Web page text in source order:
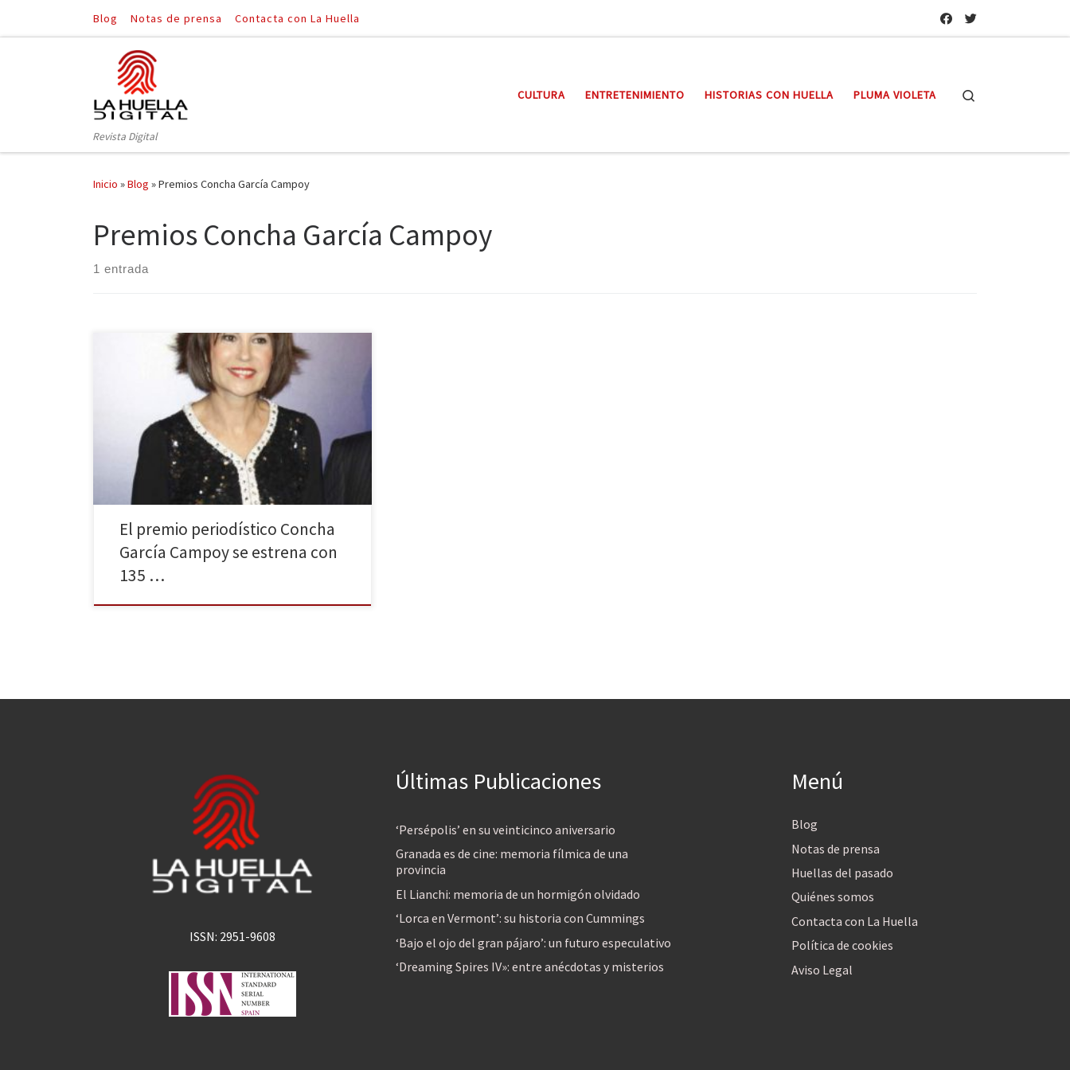
Saltar al contenido
Blog Notas de prensa Contacta con La Huella
Revista Digital
CULTURA ENTRETENIMIENTO HISTORIAS CON HUELLA PLUMA VIOLETA
Inicio »Blog »Premios Concha García Campoy
Premios Concha García Campoy
1 entrada
La primera edición de los premios periodísticos en
honor a Concha García Campoy cuenta con 135
candidaturas, y en las próximas semanas se reunirá el
jurado para dictar una resolución. Estos premios
reconocerán cada año la excelencia de trabajos
relacionados con la investigación, divulgación
científica y la salud. El 10 de […]
El premio periodístico Concha
García Campoy se estrena con
135 …
ISSN: 2951-9608
Últimas Publicaciones
‘Persépolis’ en su veinticinco aniversario
Granada es de cine: memoria fílmica de una
provincia
El Lianchi: memoria de un hormigón olvidado
‘Lorca en Vermont’: su historia con Cummings
‘Bajo el ojo del gran pájaro’: un futuro especulativo
‘Dreaming Spires IV»: entre anécdotas y misterios
Menú
Blog
Notas de prensa
Huellas del pasado
Quiénes somos
Contacta con La Huella
Política de cookies
Aviso Legal